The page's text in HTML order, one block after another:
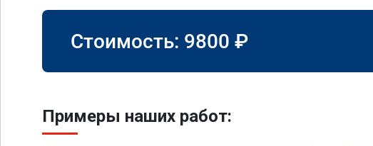
Стоимость: 9800 ₽
Примеры наших работ: